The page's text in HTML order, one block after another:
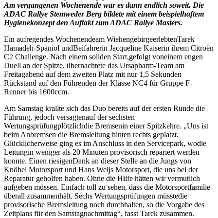
Am vergangenen Wochenende war es dann endlich soweit. Die
ADAC Rallye Stemweder Berg bildete mit einem beispielhaftem
Hygienekonzept den Auftakt zum ADAC Rallye Masters.
Ein aufregendes Wochenendeam WiehengebirgeerlebtenTarek
Hamadeh-Spaniol undBeifahrerin Jacqueline Kaiserin ihrem Citroën
C2 Challenge. Nach einem soliden Start,gefolgt voneinem engen
Duell an der Spitze, übernachtete das Ursapharm-Team am
Freitagabend auf dem zweiten Platz mit nur 1,5 Sekunden
Rückstand auf den Führenden der Klasse NC4 für Gruppe F-
Renner bis 1600ccm.
Am Samstag krallte sich das Duo bereits auf der ersten Runde die
Führung, jedoch versagtenauf der sechsten
Wertungsprüfungplötzlichdie Bremsenin einer Spitzkehre. „Uns ist
beim Anbremsen die Bremsleitung hinten rechts geplatzt.
Glücklicherweise ging es im Anschluss in den Servicepark, wodie
Leitungin weniger als 20 Minuten provisorisch repariert werden
konnte. Einen riesigenDank an dieser Stelle an die Jungs von
Knöbel Motorsport und Hans Weijs Motorsport, die uns bei der
Reparatur geholfen haben. Ohne die Hilfe hätten wir vermutlich
aufgeben müssen. Einfach toll zu sehen, dass die Motorsportfamilie
überall zusammenhält. Sechs Wertungsprüfungen müsstedie
provisorische Bremsleitung noch durchhalten, so die Vorgabe des
Zeitplans für den Samstagnachmittag“, fasst Tarek zusammen.